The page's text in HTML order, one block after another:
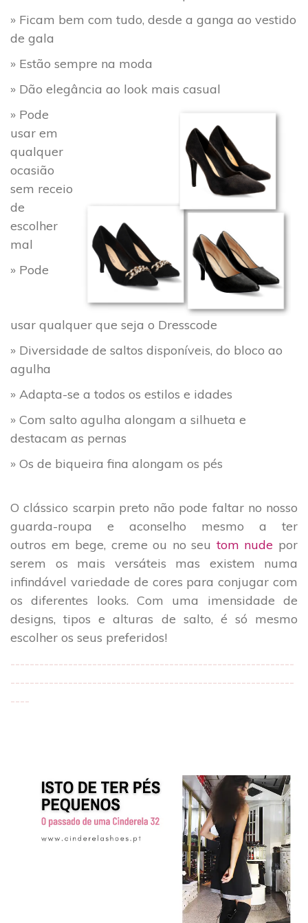
» Ficam bem com tudo, desde a ganga ao vestido
de gala
» Estão sempre na moda
» Dão elegância ao look mais casual
» Pode
usar em
qualquer
ocasião
sem receio
de
escolher
mal
» Pode
usar qualquer que seja o Dresscode
» Diversidade de saltos disponíveis, do bloco ao
agulha
» Adapta-se a todos os estilos e idades
» Com salto agulha alongam a silhueta e
destacam as pernas
» Os de biqueira fina alongam os pés
O clássico scarpin preto não pode faltar no nosso
guarda-roupa e aconselho mesmo a ter
outros em bege, creme ou no seu tom nude por
serem os mais versáteis mas existem numa
infindável variedade de cores para conjugar com
os diferentes looks. Com uma imensidade de
designs, tipos e alturas de salto, é só mesmo
escolher os seus preferidos!
-----------------------------------------------------------
-----------------------------------------------------------
----